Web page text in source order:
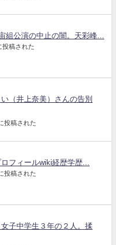
組公演の中止の闇。天彩峰...
投稿された
（井上奈美）さんの告別
投稿された
フィールwiki経歴学歴...
投稿された
子中学生３年の２人。揉